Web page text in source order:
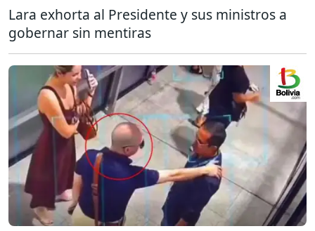
Lara exhorta al Presidente y sus ministros a
gobernar sin mentiras